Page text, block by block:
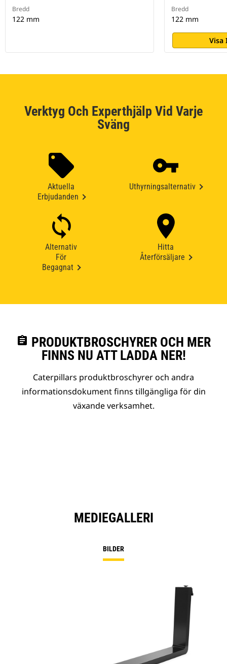
Bredd
122 mm
Bredd
122 mm
Visa
Verktyg Och Experthjälp Vid Varje
Sväng
Aktuella
Erbjudanden
Uthyrningsalternativ
Alternativ
För
Begagnat
Hitta
Återförsäljare
assignment PRODUKTBROSCHYRER OCH MER
FINNS NU ATT LADDA NER!
Caterpillars produktbroschyrer och andra
informationsdokument finns tillgängliga för din
växande verksamhet.
MEDIEGALLERI
BILDER